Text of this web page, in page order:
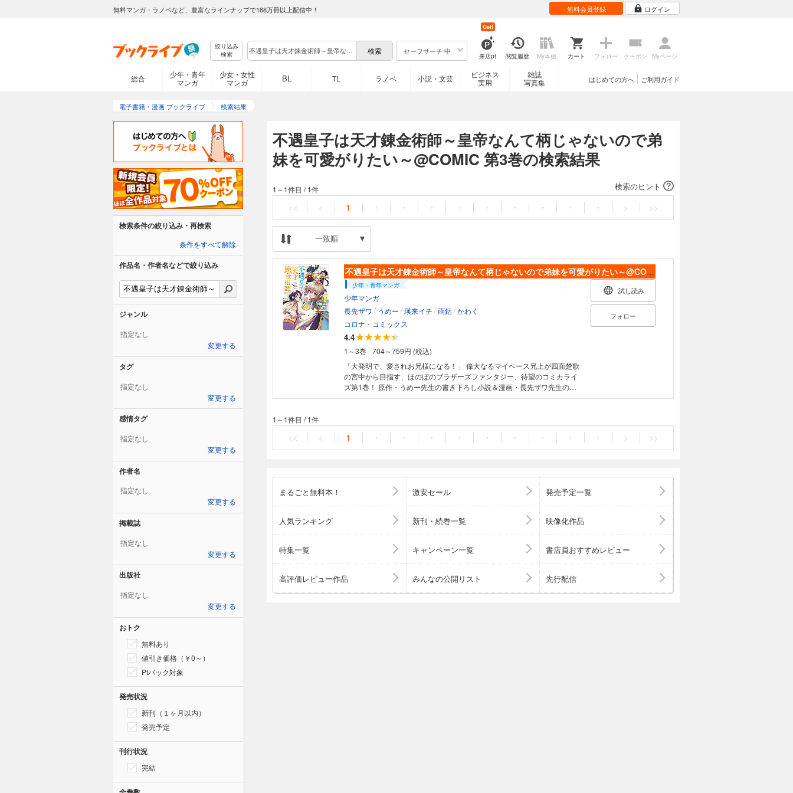
無料マンガ・ラノベなど、豊富なラインナップで188万冊以上配信中！ 無料会員登録 ログイン
絞り込み
検索
セーフサーチ 中
来店pt
Get!
閲覧履歴 My本棚 カート フォロー クーポン Myページ
総合
少年・青年
マンガ
少女・女性
マンガ
BL TL ラノベ 小説・文芸
ビジネス
実用
雑誌
写真集
ご利用ガイド
はじめての方へ
電子書籍・漫画 ブックライブ 検索結果
不遇皇子は天才錬金術師～皇帝なんて柄じゃないので弟
妹を可愛がりたい～@COMIC 第3巻の検索結果
検索のヒント
1～1件目 /1件
<< < 1 ・ ・ ・ ・ ・ ・ ・ ・ ・ > >>
一致順
不遇皇子は天才錬金術師～皇帝なんて柄じゃないので弟妹を可愛がりたい～@COMIC
少年・青年マンガ
少年マンガ
長先ザワ / うめー /瑛来イチ /雨銛/かわく
コロナ・コミックス
4.4
1～3巻
704～759円 (税込)
「大発明で、愛されお兄様になる！」 偉大なるマイペース兄上が四面楚歌
の宮中から目指す、ほのぼのブラザーズファンタジー、待望のコミカライ
ズ第1巻！ 原作・うめー先生の書き下ろし小説＆漫画・長先ザワ先生の描
き下ろし漫画W収録！ 原作小説6巻も同日発売！ 【あらすじ】 ある日、魔
たちからも疎まれる運命だった。ならいっそと、帝位を次男に明け渡し、
趣味の錬金術にのびのび自由を謳歌する。実験三昧の日々を送っている
と……溢れる才覚と科学の知識でいきなり大発明!? しかもうっかり偉い貴
意識に帝国を掌握する、ほのぼのブラザーズファンタジー、待望のコミカ
試し読み
フォロー
1～1件目 /1件
<< < 1 ・ ・ ・ ・ ・ ・ ・ ・ ・ > >>
まるごと無料本！ 激安セール 発売予定一覧
人気ランキング 新刊・続巻一覧 映像化作品
特集一覧 キャンペーン一覧 書店員おすすめレビュー
高評価レビュー作品 みんなの公開リスト 先行配信
検索条件の絞り込み・再検索
条件をすべて解除
作品名・作者名などで絞り込み
ジャンル
指定なし
変更する
タグ
指定なし
変更する
感情タグ
指定なし
変更する
作者名
指定なし
変更する
掲載誌
指定なし
変更する
出版社
指定なし
変更する
おトク
無料あり
値引き価格（￥0～）
Ptバック対象
発売状況
新刊（１ヶ月以内）
発売予定
刊行状況
完結